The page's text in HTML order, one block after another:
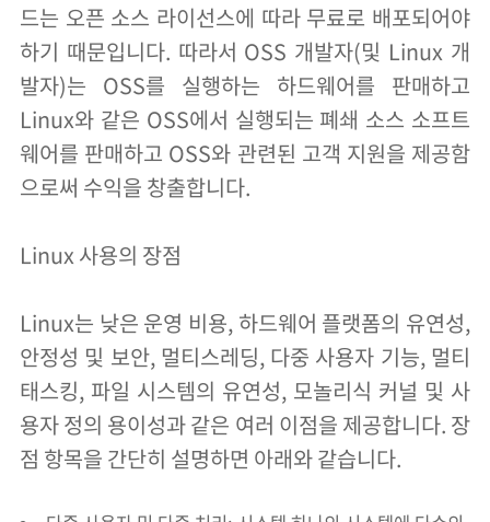
드는 오픈 소스 라이선스에 따라 무료로 배포되어야
하기 때문입니다. 따라서 OSS 개발자(및 Linux 개
발자)는 OSS를 실행하는 하드웨어를 판매하고
Linux와 같은 OSS에서 실행되는 폐쇄 소스 소프트
웨어를 판매하고 OSS와 관련된 고객 지원을 제공함
으로써 수익을 창출합니다.
Linux 사용의 장점
Linux는 낮은 운영 비용, 하드웨어 플랫폼의 유연성,
안정성 및 보안, 멀티스레딩, 다중 사용자 기능, 멀티
태스킹, 파일 시스템의 유연성, 모놀리식 커널 및 사
용자 정의 용이성과 같은 여러 이점을 제공합니다. 장
점 항목을 간단히 설명하면 아래와 같습니다.